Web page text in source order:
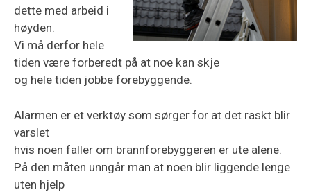
dette med arbeid i
høyden.
Vi må derfor hele
tiden være forberedt på at noe kan skje
og hele tiden jobbe forebyggende.
Alarmen er et verktøy som sørger for at det raskt blir
varslet
hvis noen faller om brannforebyggeren er ute alene.
På den måten unngår man at noen blir liggende lenge
uten hjelp